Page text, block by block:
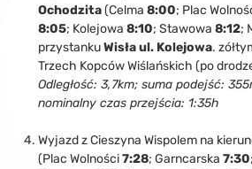
Ochodzita(Celma8:00; Plac
8:05; Kolejowa8:10; Stawowa8:12;
przystankuWisła ul. Kolejowa.
Trzech Kopców Wiślańskich (po
Odległość: 3,7km; suma podejść:
nominalny czas przejścia: 1:35h
Wyjazd z Cieszyna Wispolem na
(Plac Wolności7:28; Garncarska7:30